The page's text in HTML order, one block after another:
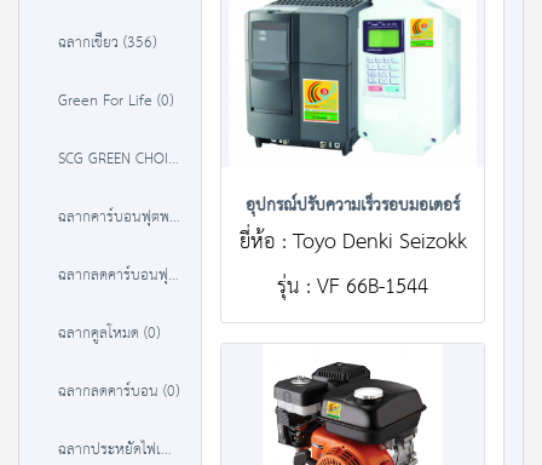
ฉลากเขียว (356)
Green For Life (0)
SCG GREEN CHOICE (37)
ฉลากคาร์บอนฟุตพริ้นท์ (84)
ฉลากลดคาร์บอนฟุตพริ้นท์ (0)
ฉลากคูลโหมด (0)
ฉลากลดคาร์บอน (0)
ฉลากประหยัดไฟเบอร์ 5 (9302)
อุปกรณ์ปรับความเร็วรอบมอเตอร์
ยี่ห้อ : Toyo Denki Seizokk
รุ่น : VF 66B-1544